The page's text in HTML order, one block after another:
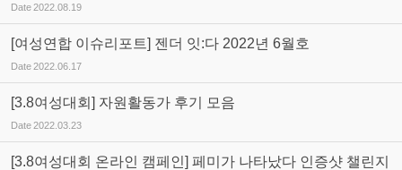
Date2022.08.19
[여성연합 이슈리포트] 젠더 잇:다 2022년 6월호
Date2022.06.17
[3.8여성대회] 자원활동가 후기 모음
Date2022.03.23
[3.8여성대회 온라인 캠페인] 페미가 나타났다 인증샷 챌린지